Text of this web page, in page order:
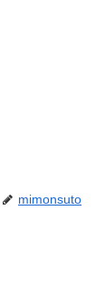
mimonsuto